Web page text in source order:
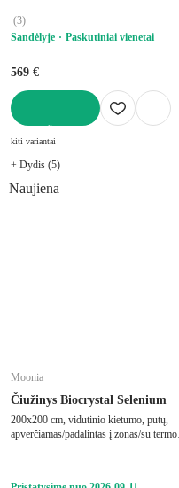
kg
(3)
Sandėlyje
Paskutiniai vienetai
569 €
kiti variantai
+ Dydis (5)
Naujiena
Moonia
Čiužinys Biocrystal Selenium
200x200 cm, vidutinio kietumo, putų,
apverčiamas/padalintas į zonas/su termo